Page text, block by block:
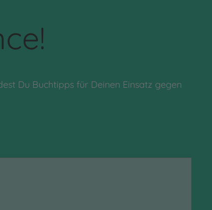
Du Buchtipps für Deinen Einsatz gegen